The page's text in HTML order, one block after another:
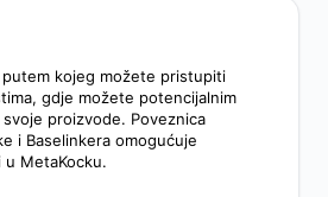
putem kojeg možete pristupiti
gdje možete potencijalnim
proizvode. Poveznica
i Baselinkera omogućuje
MetaKocku.